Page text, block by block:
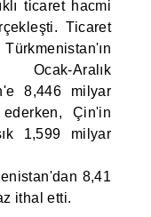
ticaret hacmi
Ticaret
Ocak-Aralık
8,446 milyar
Çin'in
1,599 milyar
8,41
ithal etti.